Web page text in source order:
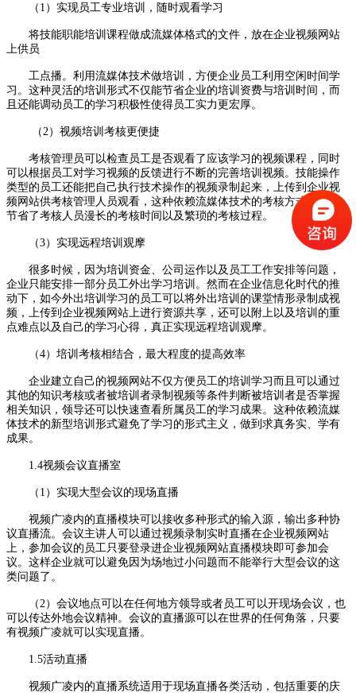
（1）实现员工专业培训，随时观看学习
将技能职能培训课程做成流媒体格式的文件，放在企业视频网站
上供员
工点播。利用流媒体技术做培训，方便企业员工利用空闲时间学
习。这种灵活的培训形式不仅能节省企业的培训资费与培训时间，而
且还能调动员工的学习积极性使得员工实力更宏厚。
（2）视频培训考核更便捷
考核管理员可以检查员工是否观看了应该学习的视频课程，同时
可以根据员工对学习视频的反馈进行不断的完善培训视频。技能操作
类型的员工还能把自己执行技术操作的视频录制起来，上传到企业视
频网站供考核管理人员观看，这种依赖流媒体技术的考核方式极大的
节省了考核人员漫长的考核时间以及繁琐的考核过程。
（3）实现远程培训观摩
很多时候，因为培训资金、公司运作以及员工工作安排等问题，
企业只能安排一部分员工外出学习培训。然而在企业信息化时代的推
动下，如今外出培训学习的员工可以将外出培训的课堂情形录制成视
频，上传到企业视频网站上进行资源共享，还可以附上以及培训的重
点难点以及自己的学习心得，真正实现远程培训观摩。
（4）培训考核相结合，最大程度的提高效率
企业建立自己的视频网站不仅方便员工的培训学习而且可以通过
其他的知识考核或者被培训者录制视频等条件判断被培训者是否掌握
相关知识，领导还可以快速查看所属员工的学习成果。这种依赖流媒
体技术的新型培训形式避免了学习的形式主义，做到求真务实、学有
成果。
1.4视频会议直播室
（1）实现大型会议的现场直播
视频广凌内的直播模块可以接收多种形式的输入源，输出多种协
议直播流。会议主讲人可以通过视频录制实时直播在企业视频网站
上，参加会议的员工只要登录进企业视频网站直播模块即可参加会
议。这样企业就可以避免因为场地过小问题而不能举行大型会议的这
类问题了。
（2）会议地点可以在任何地方领导或者员工可以开现场会议，也
可以传达外地会议精神。会议的直播源可以在世界的任何角落，只要
有视频广凌就可以实现直播。
1.5活动直播
视频广凌内的直播系统适用于现场直播各类活动，包括重要的庆